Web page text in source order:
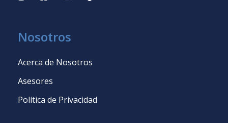
Nosotros
Acerca de Nosotros
Asesores
Política de Privacidad